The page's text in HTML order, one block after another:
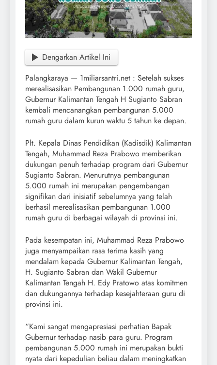
Dengarkan Artikel Ini
Palangkaraya — 1miliarsantri.net : Setelah sukses
merealisasikan Pembangunan 1.000 rumah guru,
Gubernur Kalimantan Tengah H Sugianto Sabran
kembali mencanangkan pembangunan 5.000
rumah guru dalam kurun waktu 5 tahun ke depan.
Plt. Kepala Dinas Pendidikan (Kadisdik) Kalimantan
Tengah, Muhammad Reza Prabowo memberikan
dukungan penuh terhadap program dari Gubernur
Sugianto Sabran. Menurutnya pembangunan
5.000 rumah ini merupakan pengembangan
signifikan dari inisiatif sebelumnya yang telah
berhasil merealisasikan pembangunan 1.000
rumah guru di berbagai wilayah di provinsi ini.
Pada kesempatan ini, Muhammad Reza Prabowo
juga menyampaikan rasa terima kasih yang
mendalam kepada Gubernur Kalimantan Tengah,
H. Sugianto Sabran dan Wakil Gubernur
Kalimantan Tengah H. Edy Pratowo atas komitmen
dan dukungannya terhadap kesejahteraan guru di
provinsi ini.
“Kami sangat mengapresiasi perhatian Bapak
Gubernur terhadap nasib para guru. Program
pembangunan 5.000 rumah ini merupakan bukti
nyata dari kepedulian beliau dalam meningkatkan